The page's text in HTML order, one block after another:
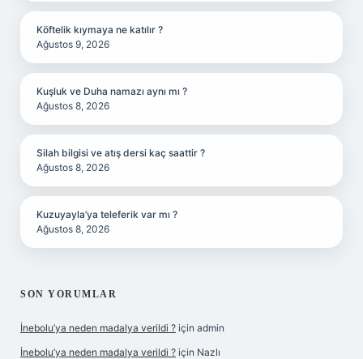
Köftelik kıymaya ne katılır ?
Ağustos 9, 2026
Kuşluk ve Duha namazı aynı mı ?
Ağustos 8, 2026
Silah bilgisi ve atış dersi kaç saattir ?
Ağustos 8, 2026
Kuzuyayla’ya teleferik var mı ?
Ağustos 8, 2026
SON YORUMLAR
İnebolu’ya neden madalya verildi ? için admin
İnebolu’ya neden madalya verildi ? için Nazlı